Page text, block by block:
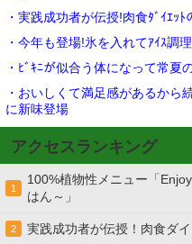
・実践成功者が伝授!肉食ﾀﾞｲｴｯ
・今年も登場!氷を入れてｱｲｽ調
・ﾋﾞｷﾆが似合う体になって常夏
・おいしくて満足感があるから
に新味登場
アクセスランキング
1
100%植物性メニュー「
はん～」
2 実践成功者が伝授！肉食ダ